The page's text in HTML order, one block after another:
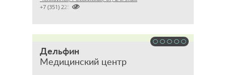

+7 (351) 2256145
Дельфин
Медицинский центр